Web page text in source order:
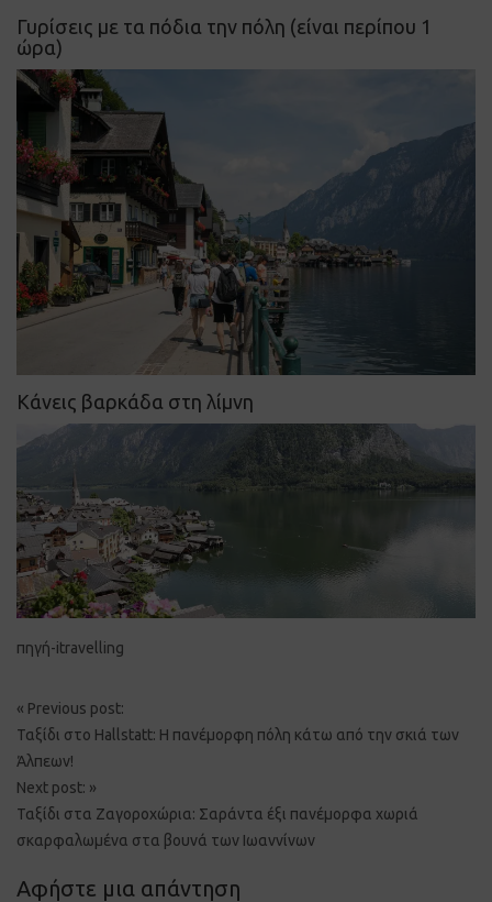
Γυρίσεις με τα πόδια την πόλη (είναι περίπου 1
ώρα)
Κάνεις βαρκάδα στη λίμνη
πηγή-itravelling
Post
navigation
« Previous post:
Ταξίδι στο Hallstatt: Η πανέμορφη πόλη κάτω από την σκιά των
Άλπεων!
Next post: »
Ταξίδι στα Ζαγοροχώρια: Σαράντα έξι πανέμορφα χωριά
σκαρφαλωμένα στα βουνά των Ιωαννίνων
Αφήστε μια απάντηση